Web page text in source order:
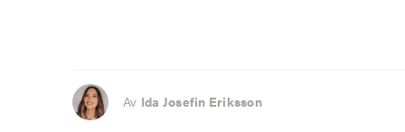
Av Ida Josefin Eriksson